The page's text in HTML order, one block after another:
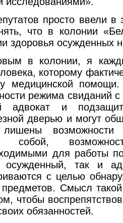
просто ввели в
что в колонии
здоровья осужденных
в колонии, я
которому
медицинской
режима свиданий с
адвокат и
дверью и могут
возможности
собой,
для работы
так и
с целью
Смысл такой
чтобы
обязанностей.